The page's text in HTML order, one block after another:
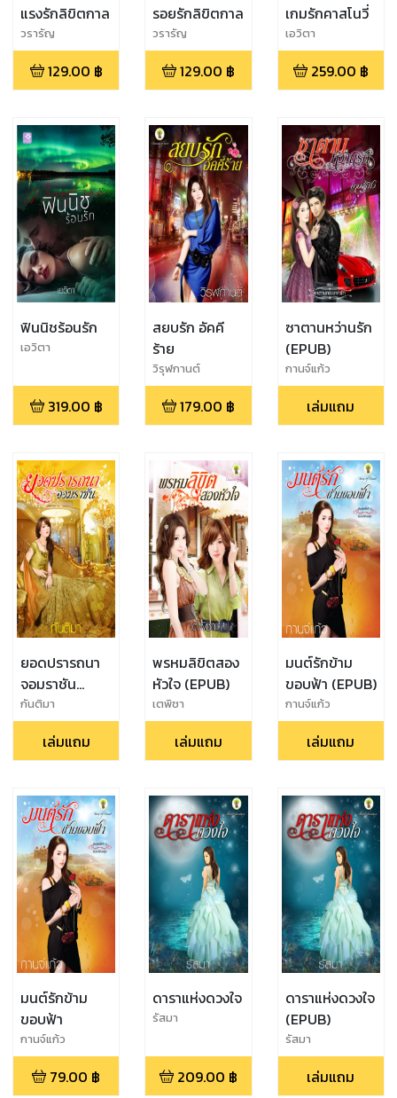
แรงรักลิขิตกาล
วรารัญ
129.00 ฿
รอยรักลิขิตกาล
วรารัญ
129.00 ฿
เกมรักคาสโนวี่
เอวิตา
259.00 ฿
ฟินนิชร้อนรัก
เอวิตา
319.00 ฿
สยบรัก อัคคี
ร้าย
วิรุฬกานต์
179.00 ฿
ซาตานหว่านรัก
(EPUB)
กานจ์แก้ว
เล่มแถม
ยอดปรารถนา
จอมราชัน
(EPUB)
กันติมา
เล่มแถม
พรหมลิขิตสอง
หัวใจ (EPUB)
เตพิชา
เล่มแถม
มนต์รักข้าม
ขอบฟ้า (EPUB)
กานจ์แก้ว
เล่มแถม
มนต์รักข้าม
ขอบฟ้า
กานจ์แก้ว
79.00 ฿
ดาราแห่งดวงใจ
รัสมา
209.00 ฿
ดาราแห่งดวงใจ
(EPUB)
รัสมา
เล่มแถม